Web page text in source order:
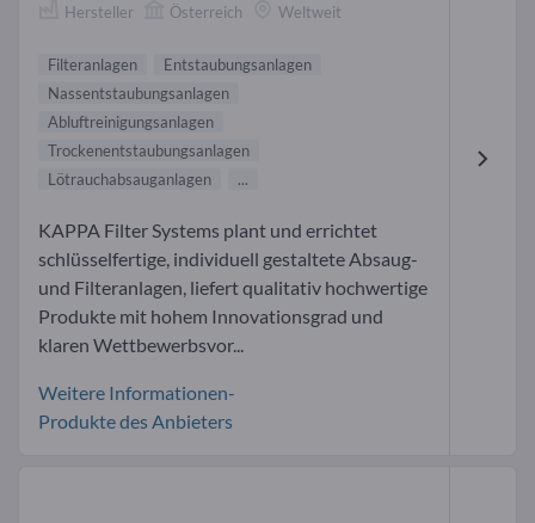
Hersteller Österreich Weltweit
Filteranlagen
Entstaubungsanlagen
Nassentstaubungsanlagen
Abluftreinigungsanlagen
Trockenentstaubungsanlagen
Lötrauchabsauganlagen
...
KAPPA Filter Systems plant und errichtet
schlüsselfertige, individuell gestaltete Absaug-
und Filteranlagen, liefert qualitativ hochwertige
Produkte mit hohem Innovationsgrad und
klaren Wettbewerbsvor...
Weitere Informationen-
Produkte des Anbieters